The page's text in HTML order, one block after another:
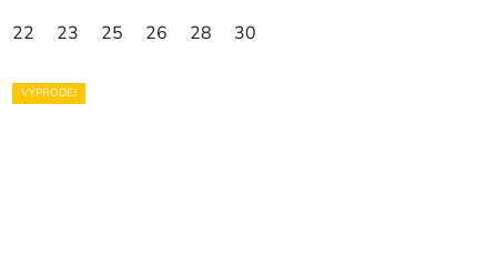
22 23 25 26 28 30
VÝPRODEJ